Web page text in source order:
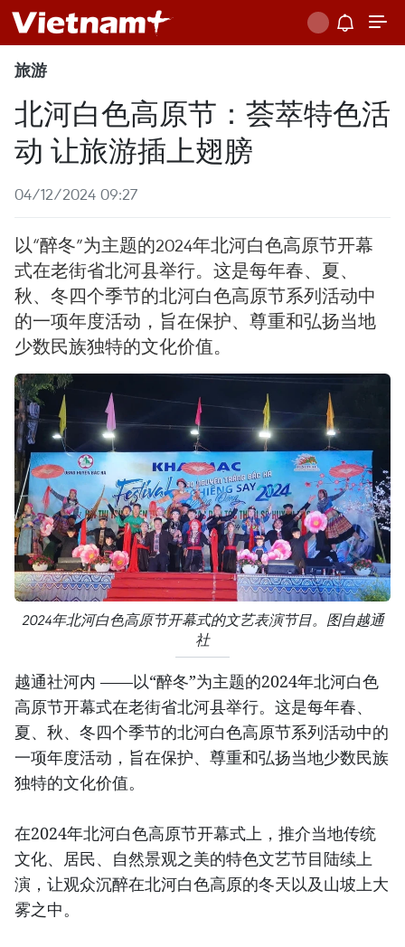
旅游
北河白色高原节：荟萃特色活
动 让旅游插上翅膀
04/12/2024 09:27
以“醉冬”为主题的2024年北河白色高原节开幕
式在老街省北河县举行。这是每年春、夏、
秋、冬四个季节的北河白色高原节系列活动中
的一项年度活动，旨在保护、尊重和弘扬当地
少数民族独特的文化价值。
2024年北河白色高原节开幕式的文艺表演节目。图自越通
社
越通社河内 ——以“醉冬”为主题的2024年北河白色
高原节开幕式在老街省北河县举行。这是每年春、
夏、秋、冬四个季节的北河白色高原节系列活动中的
一项年度活动，旨在保护、尊重和弘扬当地少数民族
独特的文化价值。
在2024年北河白色高原节开幕式上，推介当地传统
文化、居民、自然景观之美的特色文艺节目陆续上
演，让观众沉醉在北河白色高原的冬天以及山坡上大
雾之中。